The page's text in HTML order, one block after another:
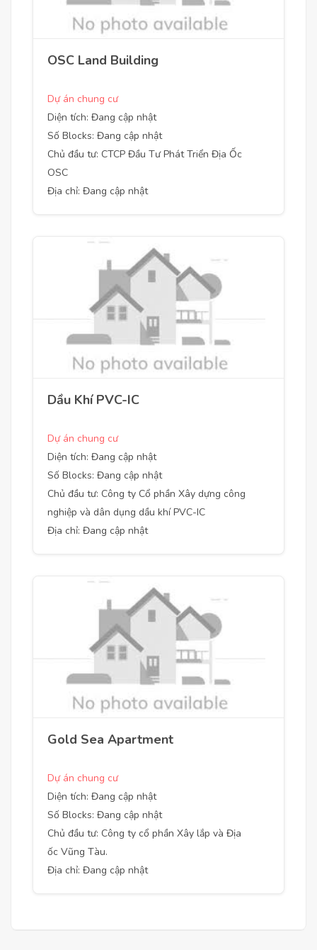
OSC Land Building
Dự án chung cư
Diện tích: Đang cập nhật
Số Blocks: Đang cập nhật
Chủ đầu tư: CTCP Đầu Tư Phát Triển Địa Ốc
OSC
Địa chỉ: Đang cập nhật
Dầu Khí PVC-IC
Dự án chung cư
Diện tích: Đang cập nhật
Số Blocks: Đang cập nhật
Chủ đầu tư: Công ty Cổ phần Xây dựng công
nghiệp và dân dụng dầu khí PVC-IC
Địa chỉ: Đang cập nhật
Gold Sea Apartment
Dự án chung cư
Diện tích: Đang cập nhật
Số Blocks: Đang cập nhật
Chủ đầu tư: Công ty cổ phần Xây lắp và Địa
ốc Vũng Tàu.
Địa chỉ: Đang cập nhật